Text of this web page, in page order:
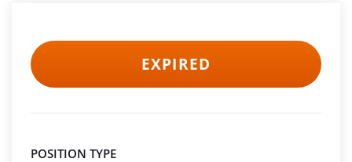
EXPIRED
POSITION TYPE